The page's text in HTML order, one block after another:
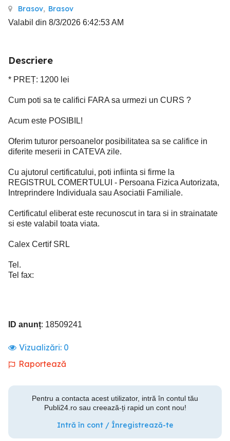
Brasov, Brasov
Valabil din 8/3/2026 6:42:53 AM
Descriere
* PREȚ: 1200 lei
Cum poti sa te califici FARA sa urmezi un CURS ?
Acum este POSIBIL!
Oferim tuturor persoanelor posibilitatea sa se califice in
diferite meserii in CATEVA zile.
Cu ajutorul certificatului, poti infiinta si firme la
REGISTRUL COMERTULUI - Persoana Fizica Autorizata,
Intreprindere Individuala sau Asociatii Familiale.
Certificatul eliberat este recunoscut in tara si in strainatate
si este valabil toata viata.
Calex Certif SRL
Tel.
Tel fax:
ID anunț: 18509241
Vizualizări: 0
Raportează
Pentru a contacta acest utilizator, intră în contul tău
Publi24.ro sau creează-ți rapid un cont nou!
Intră în cont / Înregistrează-te